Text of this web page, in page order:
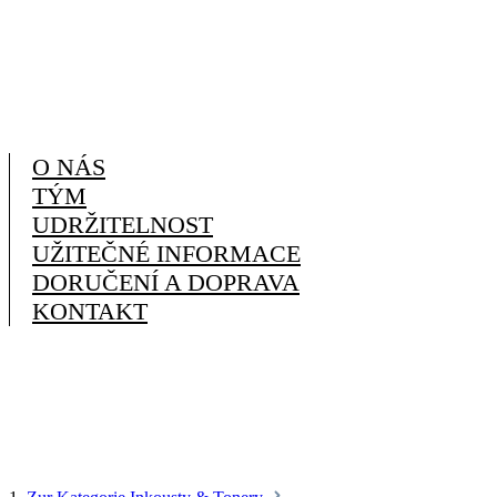
O NÁS
TÝM
UDRŽITELNOST
UŽITEČNÉ INFORMACE
DORUČENÍ A DOPRAVA
KONTAKT